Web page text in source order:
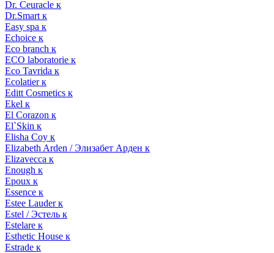
Dr. Ceuracle к
Dr.Smart к
Easy spa к
Echoice к
Eco branch к
ECO laboratorie к
Eco Tavrida к
Ecolatier к
Editt Cosmetics к
Ekel к
El Corazon к
El`Skin к
Elisha Coy к
Elizabeth Arden / Элизабет Арден к
Elizavecca к
Enough к
Epoux к
Essence к
Estee Lauder к
Estel / Эстель к
Estelare к
Esthetic House к
Estrade к